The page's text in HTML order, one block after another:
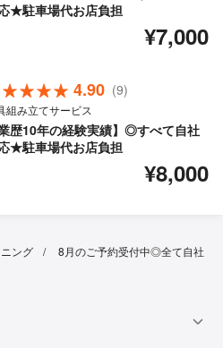
★駐車場代お店負担
¥7,000
4.90 (9)
組み立てサービス
業歴10年の経験実績】◎すべて自社
★駐車場代お店負担
¥8,000
ング
8月のご予約受付中◎全て自社